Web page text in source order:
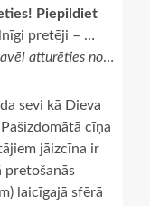
Piepildiet
pretēji – …
atturēties no…
sevi kā Dieva
cīņa
jāizcīna ir
pretošanās
laicīgajā sfērā